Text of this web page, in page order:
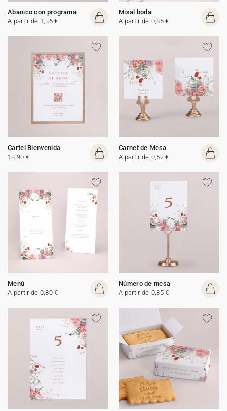
Abanico con programa
A partir de 1,36 €
Misal boda
A partir de 0,85 €
Cartel Bienvenida
18,90 €
Carnet de Mesa
A partir de 0,52 €
Menú
A partir de 0,80 €
Número de mesa
A partir de 0,85 €